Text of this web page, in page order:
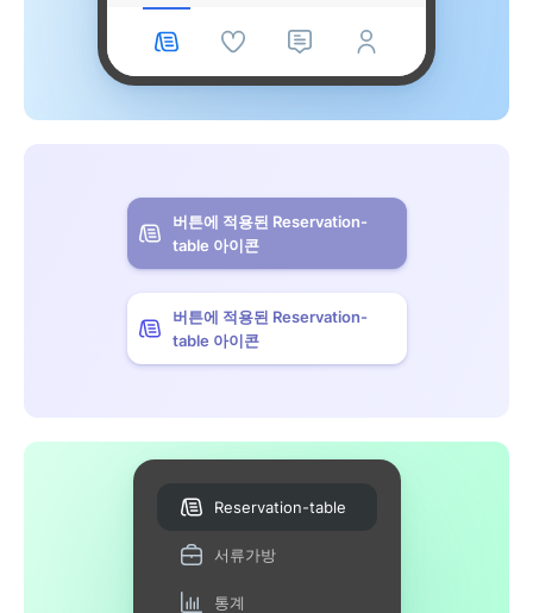
버튼에 적용된 Reservation-
table 아이콘
버튼에 적용된 Reservation-
table 아이콘
Reservation-table
서류가방
통계